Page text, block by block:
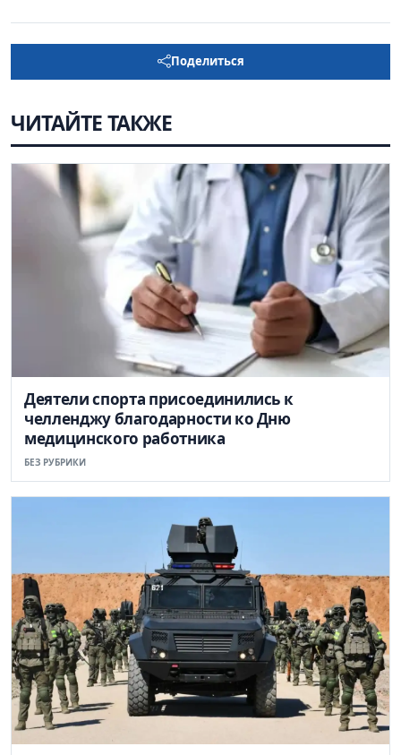
Поделиться
ЧИТАЙТЕ ТАКЖЕ
Деятели спорта присоединились к
челленджу благодарности ко Дню
медицинского работника
БЕЗ РУБРИКИ